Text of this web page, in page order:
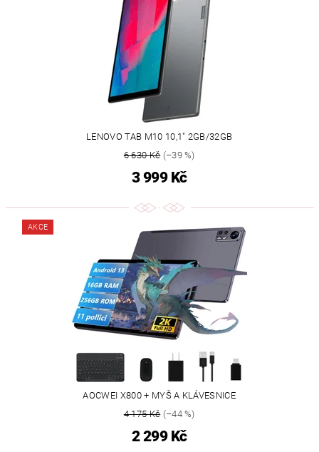
LENOVO TAB M10 10,1" 2GB/32GB
6 630 Kč(–39 %)
3 999 Kč
AKCE
AOCWEI X800 + MYŠ A KLÁVESNICE
4 175 Kč(–44 %)
2 299 Kč